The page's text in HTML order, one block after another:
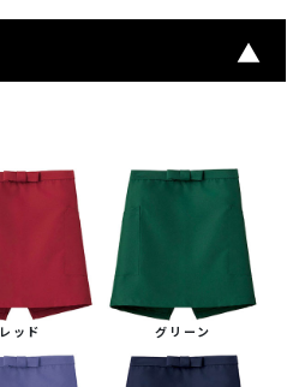
レッド グリーン